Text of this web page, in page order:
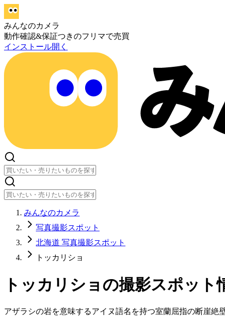
みんなのカメラ
動作確認&保証つきのフリマで売買
インストール開く
みんなのカメラ
写真撮影スポット
北海道 写真撮影スポット
トッカリショ
トッカリショ の撮影スポット
アザラシの岩を意味するアイヌ語名を持つ室蘭屈指の断崖絶